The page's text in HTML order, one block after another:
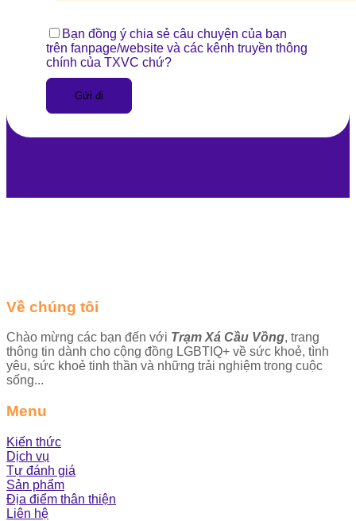
Bạn đồng ý chia sẻ câu chuyện của bạn
trên fanpage/website và các kênh truyền thông
chính của TXVC chứ?
Gửi đi
Về chúng tôi
Chào mừng các bạn đến với Trạm Xá Cầu Vồng, trang
thông tin dành cho cộng đồng LGBTIQ+ về sức khoẻ, tình
yêu, sức khoẻ tinh thần và những trải nghiệm trong cuộc
sống...
Menu
Kiến thức
Dịch vụ
Tự đánh giá
Sản phẩm
Địa điểm thân thiện
Liên hệ